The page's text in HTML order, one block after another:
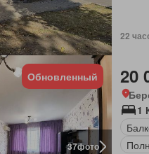
22
37фото
Обновленный 20
1